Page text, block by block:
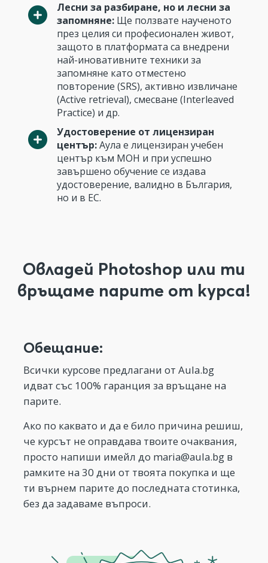
Лесни за разбиране, но и лесни за
запомняне: Ще ползвате наученото
през целия си професионален живот,
защото в платформата са внедрени
най-иновативните техники за
запомняне като отместено
повторение (SRS), активно извличане
(Active retrieval), смесване (Interleaved
Practice) и др.
Удостоверение от лицензиран
център:Аула е лицензиран учебен
център към МОН и при успешно
завършено обучение се издава
удостоверение, валидно в България,
но и в ЕС.
Овладей Photoshop или ти
връщаме парите от курса!
Обещание:
Всички курсове предлагани от Aula.bg
идват със 100% гаранция за връщане на
парите.
Ако по каквато и да е било причина решиш,
че курсът не оправдава твоите очаквания,
просто напиши имейл до maria@aula.bg в
рамките на 30 дни от твоята покупка и ще
ти върнем парите до последната стотинка,
без да задаваме въпроси.